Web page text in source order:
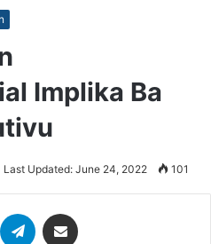
Implika Ba
Last Updated: June 24, 2022 101